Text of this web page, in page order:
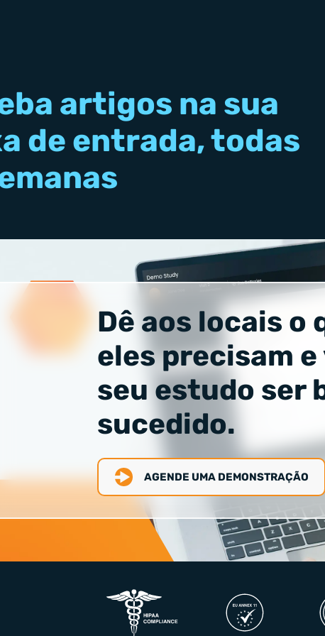
artigos na sua
de entrada, todas
Dê aos locais o
eles precisam e
seu estudo ser
sucedido.
AGENDE UMA DEMONSTRAÇÃO